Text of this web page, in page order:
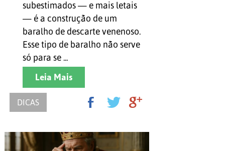
subestimados — e mais letais
— é a construção de um
baralho de descarte venenoso.
Esse tipo de baralho não serve
só para se ...
Leia Mais
DICAS